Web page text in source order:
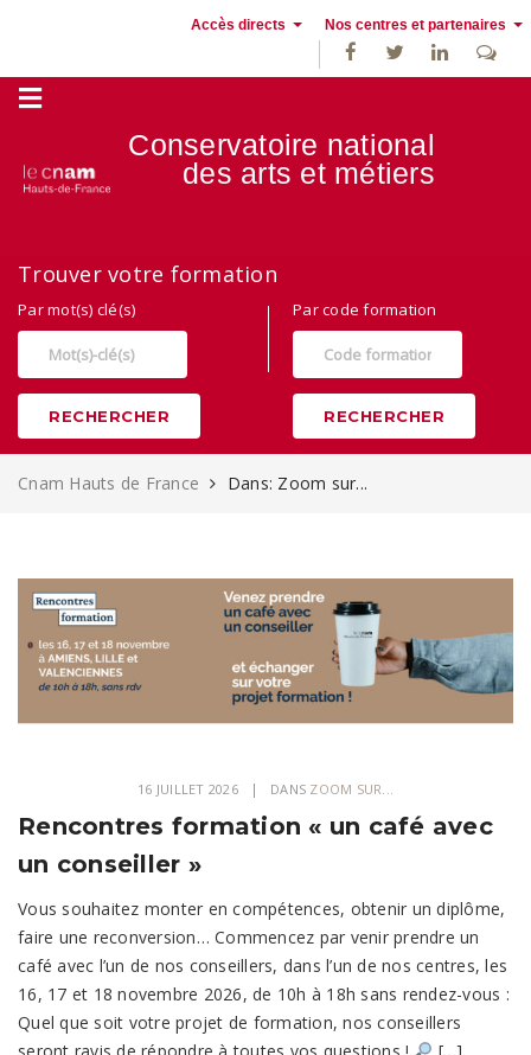
Accès directs Nos centres et partenaires
France
Conservatoire national
des arts et métiers
Trouver votre formation
Par mot(s) clé(s)
RECHERCHER
Par code formation
RECHERCHER
Cnam Hauts de France Dans: Zoom sur...
16 JUILLET 2026 DANS ZOOM SUR...
Rencontres formation « un café avec
un conseiller »
Vous souhaitez monter en compétences, obtenir un diplôme,
faire une reconversion… Commencez par venir prendre un
café avec l’un de nos conseillers, dans l’un de nos centres, les
16, 17 et 18 novembre 2026, de 10h à 18h sans rendez-vous :
Quel que soit votre projet de formation, nos conseillers